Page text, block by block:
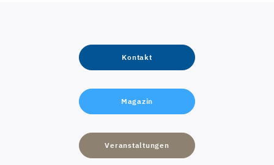
Kontakt
Magazin
Veranstaltungen